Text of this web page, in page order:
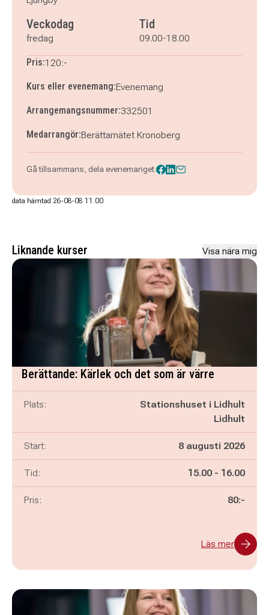
Veckodag
fredag
Tid
09.00-18.00
Pris:120:-
Kurs eller evenemang:Evenemang
Arrangemangsnummer:332501
Medarrangör:Berättarnätet Kronoberg
Gå tillsammans, dela evenemanget:
data hämtad 26-08-08 11.00
Liknande kurser Visa nära mig
Berättande: Kärlek och det som är värre
Plats:
Stationshuset i Lidhult
Lidhult
Start: 8 augusti 2026
Tid: Pågår mellan
15.00 - och
16.00
Pris: 80:-
Läs mer